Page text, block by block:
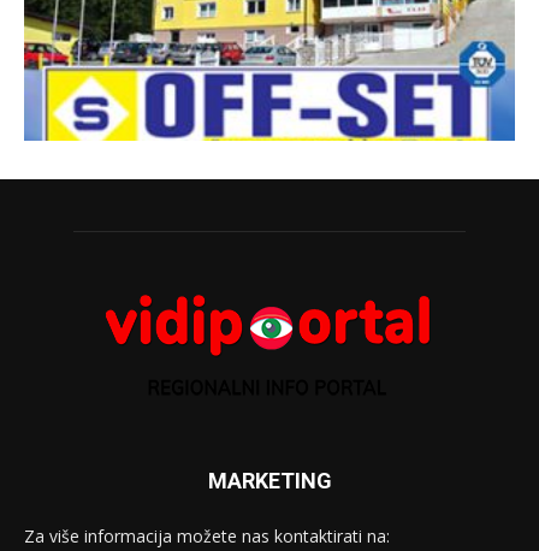
MARKETING
Za više informacija možete nas kontaktirati na: